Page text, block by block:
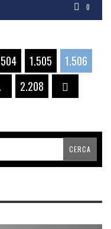
0
1.505
1.506
2.208